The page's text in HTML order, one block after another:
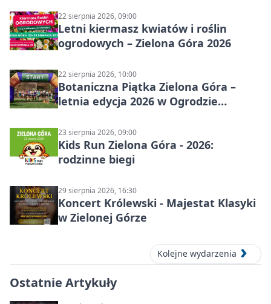
22 sierpnia 2026, 09:00
Letni kiermasz kwiatów i roślin
ogrodowych – Zielona Góra 2026
22 sierpnia 2026, 10:00
Botaniczna Piątka Zielona Góra –
letnia edycja 2026 w Ogrodzie
23 sierpnia 2026, 09:00
Kids Run Zielona Góra - 2026:
rodzinne biegi
29 sierpnia 2026, 16:30
Koncert Królewski - Majestat Klasyki
w Zielonej Górze
Kolejne wydarzenia
Ostatnie Artykuły